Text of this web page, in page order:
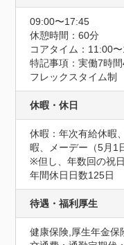
09:00〜17:45
休憩時間：60分
コアタイム：11:00
特記事項：実働7時
フレックスタイム制
休暇・休日
休暇：年次有給休暇
暇、メーデー（5月1
※但し、年数回の祝
年間休日日数125日
待遇・福利厚生
健康保険,厚生年金保